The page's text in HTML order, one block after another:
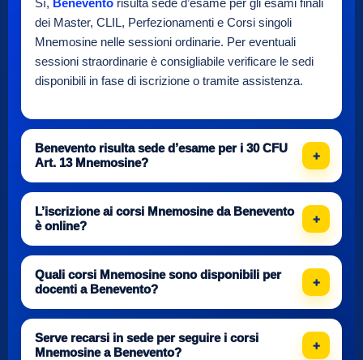
Sì, Benevento risulta sede d’esame per gli esami finali
dei Master, CLIL, Perfezionamenti e Corsi singoli
Mnemosine nelle sessioni ordinarie. Per eventuali
sessioni straordinarie è consigliabile verificare le sedi
disponibili in fase di iscrizione o tramite assistenza.
Benevento risulta sede d’esame per i 30 CFU
Art. 13 Mnemosine?
L’iscrizione ai corsi Mnemosine da Benevento
è online?
Quali corsi Mnemosine sono disponibili per
docenti a Benevento?
Serve recarsi in sede per seguire i corsi
Mnemosine a Benevento?